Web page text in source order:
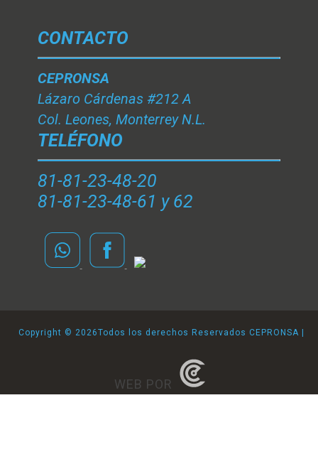
CONTACTO
CEPRONSA
Lázaro Cárdenas #212 A
Col. Leones, Monterrey N.L.
TELÉFONO
81-81-23-48-20
81-81-23-48-61 y 62
Copyright © 2026Todos los derechos Reservados CEPRONSA |
WEB POR